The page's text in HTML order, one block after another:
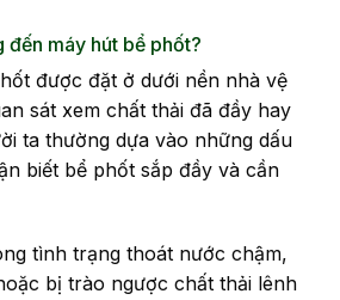
đến máy hút bể phốt?
được đặt ở dưới nền nhà vệ
sát xem chất thải đã đầy hay
ta thường dựa vào những dấu
biết bể phốt sắp đầy và cần
tình trạng thoát nước chậm,
bị trào ngược chất thải lênh